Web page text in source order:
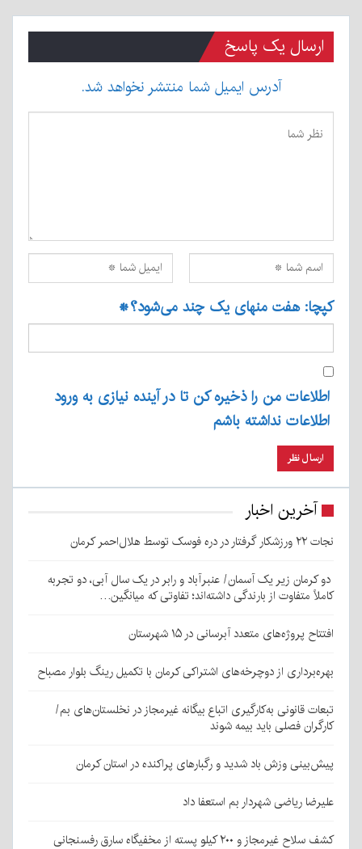
ارسال یک پاسخ
آدرس ایمیل شما منتشر نخواهد شد.
کپچا: هفت منهای یک چند می‌شود؟*
اطلاعات من را ذخیره کن تا در آینده نیازی به ورود
اطلاعات نداشته باشم
آخرین اخبار
نجات ۲۲ ورزشکار گرفتار در دره فوسک توسط هلال‌احمر کرمان
دو کرمان زیر یک آسمان/ عنبرآباد و رابر در یک سال آبی، دو تجربه
کاملاً متفاوت از بارندگی داشته‌اند؛ تفاوتی که میانگین…
افتتاح پروژه‌های متعدد آبرسانی در ۱۵ شهرستان
بهره‌برداری از دوچرخه‌های اشتراکی کرمان با تکمیل رینگ بلوار مصباح
تبعات قانونی به‌کارگیری اتباع بیگانه غیرمجاز در نخلستان‌های بم/
کارگران فصلی باید بیمه شوند
پیش‌بینی وزش باد شدید و رگبارهای پراکنده در استان کرمان
علیرضا ریاضی شهردار بم استعفا داد
کشف سلاح غیرمجاز و ۲۰۰ کیلو پسته از مخفیگاه سارق رفسنجانی